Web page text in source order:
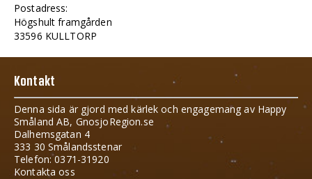
Postadress:
Högshult framgården
33596 KULLTORP
Kontakt
Denna sida är gjord med kärlek och engagemang av Happy
Småland AB, GnosjoRegion.se
Dalhemsgatan 4
333 30 Smålandsstenar
Telefon: 0371-31920
Kontakta oss